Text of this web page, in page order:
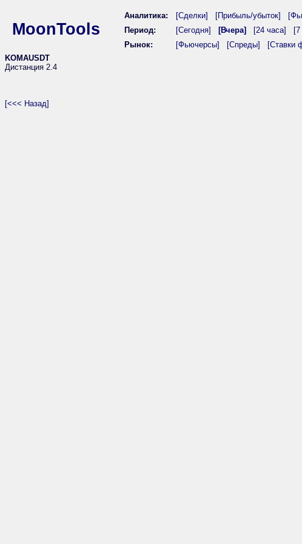
MoonTools
Аналитика: [Сделки] [Прибыль/убыток]
Период:
[Сегодня] [Вчера] [24 часа]
Рынок:
[Фьючерсы] [Спреды] [Ставки
KOMAUSDT
Дистанция 2.4
[<<< Назад]